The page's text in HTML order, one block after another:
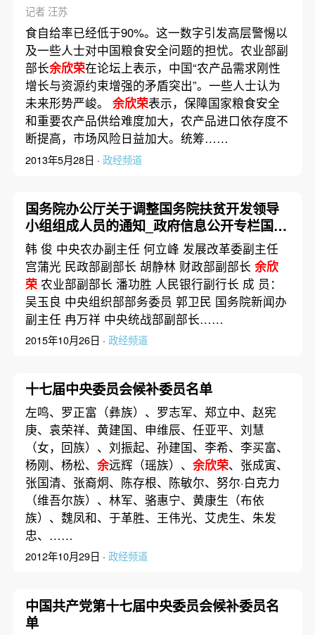
记者 汪苏
食自给率已经低于90%。这一数字引发高层警惕以
及一些人士对中国粮食安全问题的担忧。农业部副
部长余欣荣在论坛上表示，中国“农产品需求刚性
增长与资源约束增强的矛盾突出”。一些人士认为
未来形势严峻。 余欣荣表示，保障国家粮食安全
和重要农产品供给难度加大，农产品进口依存度不
断提高，市场风险日益加大。统筹……
2013年5月28日 · 政经频道
国务院办公厅关于调整国务院扶贫开发领导
小组组成人员的通知_政府信息公开专栏国务
院办公厅关于调整国务院扶贫开发领导小组
组成人员的通知
韩 俊 中央农办副主任 何立峰 发展改革委副主任
宫蒲光 民政部副部长 胡静林 财政部副部长 余欣
荣农业部副部长 潘功胜 人民银行副行长 成 员：
吴玉良 中央组织部部务委员 郭卫民 国务院新闻办
副主任 冉万祥 中央统战部副部长……
2015年10月26日 · 政经频道
十七届中央委员会候补委员名单
左鸣、罗正富（彝族）、罗志军、郑立中、赵宪
庚、袁荣祥、黄建国、申维辰、任亚平、刘慧
（女，回族）、刘振起、孙建国、李希、李买富、
杨刚、杨松、 余远辉（瑶族）、 余欣荣、张成寅、
张国清、张裔炯、陈存根、陈敏尔、努尔·白克力
（维吾尔族）、林军、骆惠宁、黄康生（布依
族）、魏凤和、于革胜、王伟光、艾虎生、朱发
忠、……
2012年10月29日 · 政经频道
中国共产党第十七届中央委员会候补委员名
单